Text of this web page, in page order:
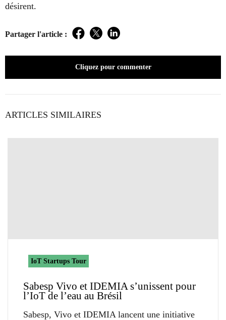
désirent.
Partager l'article : Facebook
TwitterLinkedIn
Cliquez pour commenter
ARTICLES SIMILAIRES
IoT Startups Tour
Sabesp Vivo et IDEMIA s’unissent pour
l’IoT de l’eau au Brésil
Sabesp, Vivo et IDEMIA lancent une initiative